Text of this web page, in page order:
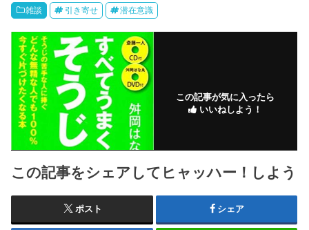
雑談 引き寄せ 潜在意識
この記事が気に入ったら
いいねしよう！
この記事をシェアしてヒャッハー！しよう
ポスト シェア